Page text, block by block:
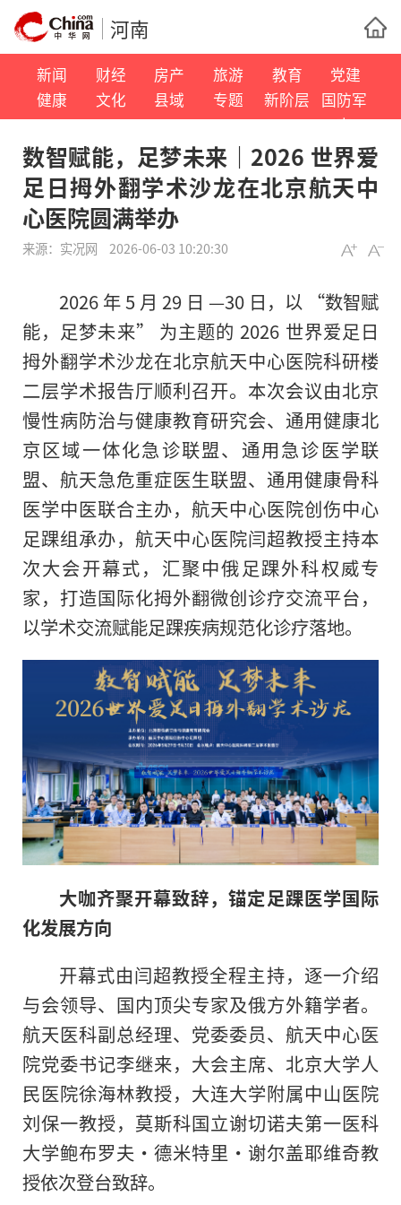
河南
新闻 财经 房产 旅游 教育
党建
健康
文化 县域 专题 新阶层
国防军
事
数智赋能，足梦未来｜2026 世界爱
足日拇外翻学术沙龙在北京航天中
心医院圆满举办
来源： 实况网 2026-06-03 10:20:30
2026 年 5 月 29 日 —30 日，以 “数智赋
能，足梦未来” 为主题的 2026 世界爱足日
拇外翻学术沙龙在北京航天中心医院科研楼
二层学术报告厅顺利召开。本次会议由北京
慢性病防治与健康教育研究会、通用健康北
京区域一体化急诊联盟、通用急诊医学联
盟、航天急危重症医生联盟、通用健康骨科
医学中医联合主办，航天中心医院创伤中心
足踝组承办，航天中心医院闫超教授主持本
次大会开幕式，汇聚中俄足踝外科权威专
家，打造国际化拇外翻微创诊疗交流平台，
以学术交流赋能足踝疾病规范化诊疗落地。
大咖齐聚开幕致辞，锚定足踝医学国际
化发展方向
开幕式由闫超教授全程主持，逐一介绍
与会领导、国内顶尖专家及俄方外籍学者。
航天医科副总经理、党委委员、航天中心医
院党委书记李继来，大会主席、北京大学人
民医院徐海林教授，大连大学附属中山医院
刘保一教授，莫斯科国立谢切诺夫第一医科
大学鲍布罗夫・德米特里・谢尔盖耶维奇教
授依次登台致辞。